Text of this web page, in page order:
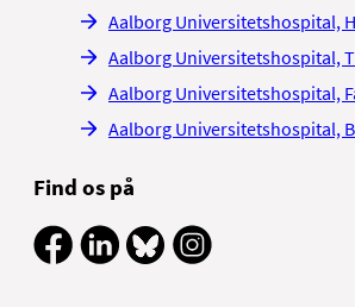
Aalborg Universitetshospital,
Aalborg Universitetshospital,
Aalborg Universitetshospital,
Aalborg Universitetshospital,
Find os på